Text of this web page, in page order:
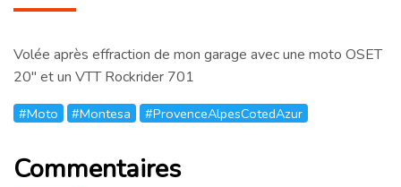
Volée après effraction de mon garage avec une moto OSET
20" et un VTT Rockrider 701
#Moto #Montesa #ProvenceAlpesCotedAzur
Commentaires